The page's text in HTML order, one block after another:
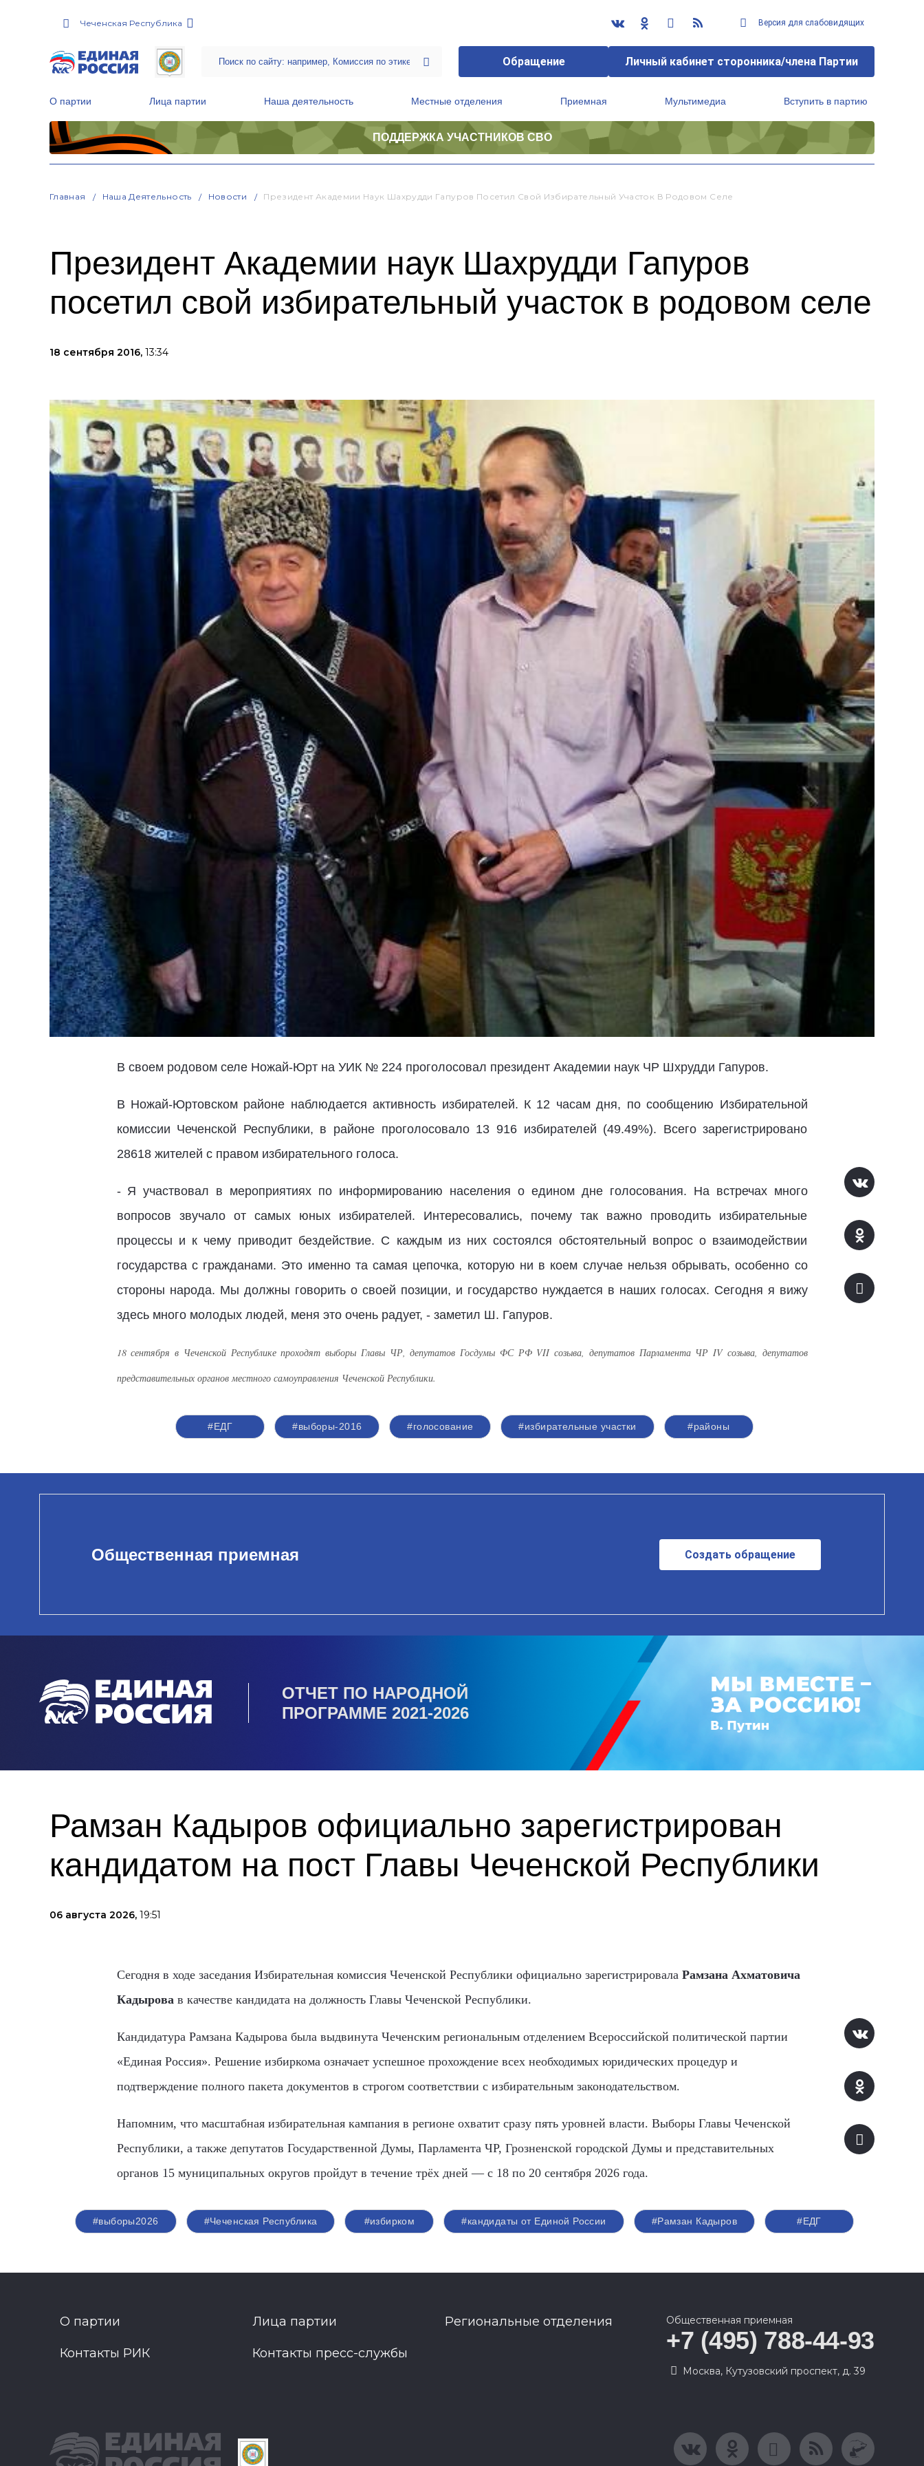
Чеченская Республика Версия для слабовидящих
Обращение Личный кабинет сторонника/члена Партии
О партии Лица партии Наша деятельность Местные отделения Приемная Мультимедиа Вступить в партию
ПОДДЕРЖКА УЧАСТНИКОВ СВО
Главная Наша Деятельность Новости Президент Академии Наук Шахрудди Гапуров Посетил Свой Избирательный Участок В Родовом Селе
Президент Академии наук Шахрудди Гапуров
посетил свой избирательный участок в родовом селе
18 сентября 2016, 13:34
В своем родовом селе Ножай-Юрт на УИК № 224 проголосовал президент Академии наук ЧР Шхрудди Гапуров.
В Ножай-Юртовском районе наблюдается активность избирателей. К 12 часам дня, по сообщению Избирательной
комиссии Чеченской Республики, в районе проголосовало 13 916 избирателей (49.49%). Всего зарегистрировано
28618 жителей с правом избирательного голоса.
- Я участвовал в мероприятиях по информированию населения о едином дне голосования. На встречах много
вопросов звучало от самых юных избирателей. Интересовались, почему так важно проводить избирательные
процессы и к чему приводит бездействие. С каждым из них состоялся обстоятельный вопрос о взаимодействии
государства с гражданами. Это именно та самая цепочка, которую ни в коем случае нельзя обрывать, особенно со
стороны народа. Мы должны говорить о своей позиции, и государство нуждается в наших голосах. Сегодня я вижу
здесь много молодых людей, меня это очень радует, - заметил Ш. Гапуров.
18 сентября в Чеченской Республике проходят выборы Главы ЧР, депутатов Госдумы ФС РФ VII созыва, депутатов Парламента ЧР IV созыва, депутатов
представительных органов местного самоуправления Чеченской Республики.
#ЕДГ #выборы-2016 #голосование #избирательные участки #районы
Общественная приемная Создать обращение
ОТЧЕТ ПО НАРОДНОЙ
ПРОГРАММЕ 2021-2026
Рамзан Кадыров официально зарегистрирован
кандидатом на пост Главы Чеченской Республики
06 августа 2026, 19:51
Сегодня в ходе заседания Избирательная комиссия Чеченской Республики официально зарегистрировала Рамзана Ахматовича
Кадыровав качестве кандидата на должность Главы Чеченской Республики.
Кандидатура Рамзана Кадырова была выдвинута Чеченским региональным отделением Всероссийской политической партии
«Единая Россия». Решение избиркома означает успешное прохождение всех необходимых юридических процедур и
подтверждение полного пакета документов в строгом соответствии с избирательным законодательством.
Напомним, что масштабная избирательная кампания в регионе охватит сразу пять уровней власти. Выборы Главы Чеченской
Республики, а также депутатов Государственной Думы, Парламента ЧР, Грозненской городской Думы и представительных
органов 15 муниципальных округов пройдут в течение трёх дней — с 18 по 20 сентября 2026 года.
#выборы2026 #Чеченская Республика #избирком #кандидаты от Единой России #Рамзан Кадыров #ЕДГ
О партии Лица партии Региональные отделения
Контакты РИК Контакты пресс-службы
Общественная приемная
+7 (495) 788-44-93
Москва, Кутузовский проспект, д. 39